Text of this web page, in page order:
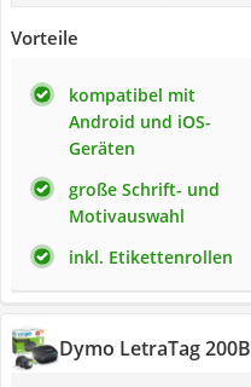
Vorteile
kompatibel mit
Android und iOS-
Geräten
große Schrift- und
Motivauswahl
inkl. Etikettenrollen
Dymo LetraTag 200B